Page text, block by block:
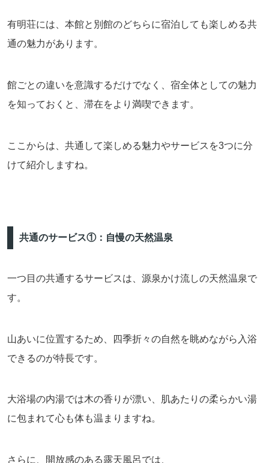
有明荘には、本館と別館のどちらに宿泊しても楽しめる共
通の魅力があります。
館ごとの違いを意識するだけでなく、宿全体としての魅力
を知っておくと、滞在をより満喫できます。
ここからは、共通して楽しめる魅力やサービスを3つに分
けて紹介しますね。
共通のサービス①：自慢の天然温泉
一つ目の共通するサービスは、源泉かけ流しの天然温泉で
す。
山あいに位置するため、四季折々の自然を眺めながら入浴
できるのが特長です。
大浴場の内湯では木の香りが漂い、肌あたりの柔らかい湯
に包まれて心も体も温まりますね。
さらに、開放感のある露天風呂では、